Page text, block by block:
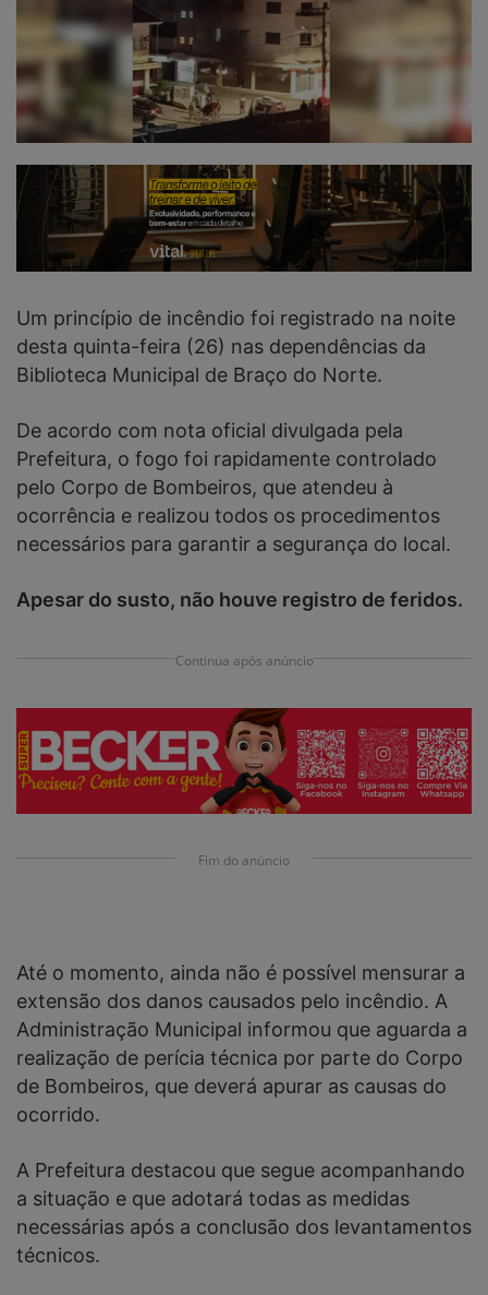
Um princípio de incêndio foi registrado na noite
desta quinta-feira (26) nas dependências da
Biblioteca Municipal de Braço do Norte.
De acordo com nota oficial divulgada pela
Prefeitura, o fogo foi rapidamente controlado
pelo Corpo de Bombeiros, que atendeu à
ocorrência e realizou todos os procedimentos
necessários para garantir a segurança do local.
Apesar do susto, não houve registro de feridos.
Continua após anúncio
Fim do anúncio
Até o momento, ainda não é possível mensurar a
extensão dos danos causados pelo incêndio. A
Administração Municipal informou que aguarda a
realização de perícia técnica por parte do Corpo
de Bombeiros, que deverá apurar as causas do
ocorrido.
A Prefeitura destacou que segue acompanhando
a situação e que adotará todas as medidas
necessárias após a conclusão dos levantamentos
técnicos.